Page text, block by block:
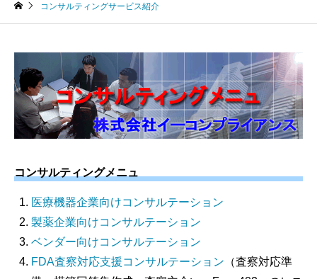
コンサルティングサービス紹介
コンサルティングメニュ
医療機器企業向けコンサルテーション
製薬企業向けコンサルテーション
ベンダー向けコンサルテーション
FDA査察対応支援コンサルテーション （査察対応準